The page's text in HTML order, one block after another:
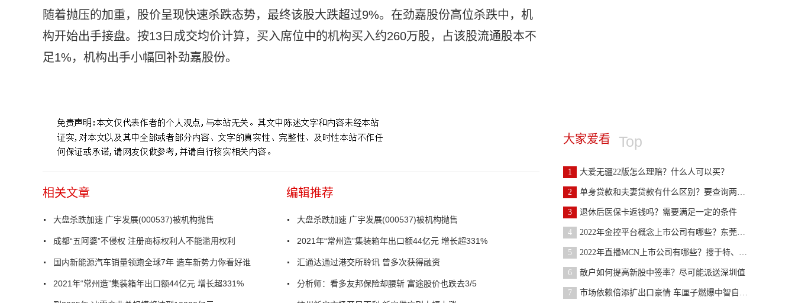
随着抛压的加重，股价呈现快速杀跌态势，最终该股大跌超过9%。在劲嘉股份高位杀跌中，机
构开始出手接盘。按13日成交均价计算，买入席位中的机构买入约260万股，占该股流通股本不
足1%，机构出手小幅回补劲嘉股份。
相关文章
大盘杀跌加速 广宇发展(000537)被机构抛售
成都“五阿婆”不侵权 注册商标权利人不能滥用权利
国内新能源汽车销量领跑全球7年 造车新势力你看好谁
2021年“常州造”集装箱年出口额44亿元 增长超331%
编辑推荐
大盘杀跌加速 广宇发展(000537)被机构抛售
2021年“常州造”集装箱年出口额44亿元 增长超331%
汇通达通过港交所聆讯 曾多次获得融资
分析师：看多友邦保险却腰斩 富途股价也跌去3/5
大家爱看 Top
1 大爱无疆22版怎么理赔？什么人可以买？
2 单身贷款和夫妻贷款有什么区别？要查询两个人的征信
3 退休后医保卡返钱吗？需要满足一定的条件
4 2022年金控平台概念上市公司有哪些？东莞控股等
5 2022年直播MCN上市公司有哪些？搜于特、星期六等
6 散户如何提高新股中签率？尽可能派送深圳值
7 市场依赖倍添扩出口豪情 车厘子燃爆中智自贸激情